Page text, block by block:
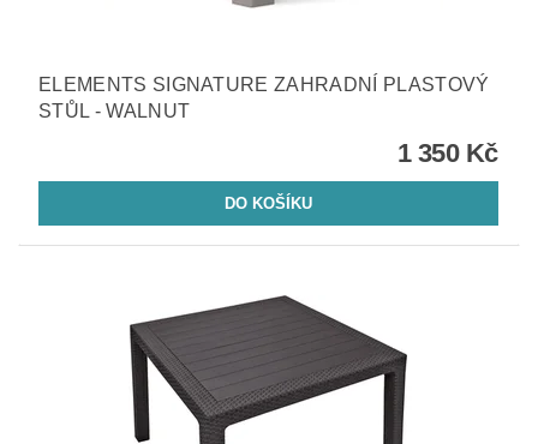
ELEMENTS SIGNATURE ZAHRADNÍ PLASTOVÝ
STŮL - WALNUT
1 350 Kč